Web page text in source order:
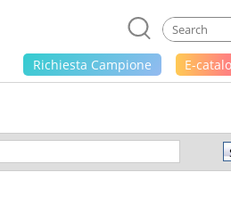
Richiesta Campione E-